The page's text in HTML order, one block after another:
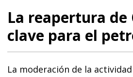
La reapertura de
clave para el
La moderación de la